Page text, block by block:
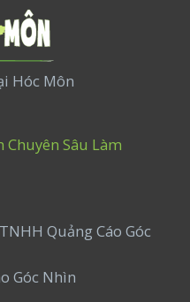
Hóc Môn
Sâu Làm
Quảng Cáo Góc
Góc Nhìn